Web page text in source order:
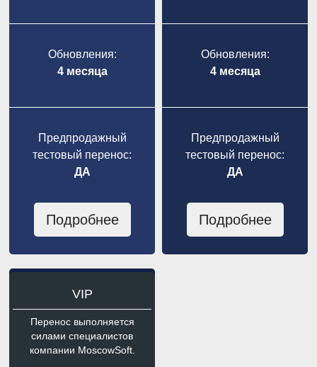
Обновления:
4 месяца
Предпродажный
тестовый перенос:
ДА
Подробнее
Обновления:
4 месяца
Предпродажный
тестовый перенос:
ДА
Подробнее
VIP
Перенос выполняется
силами специалистов
компании MoscowSoft.